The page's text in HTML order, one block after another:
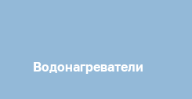
Водонагреватели